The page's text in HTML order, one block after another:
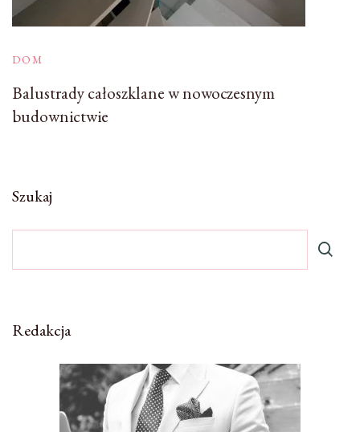
DOM
Balustrady całoszklane w nowoczesnym
budownictwie
Szukaj
Redakcja